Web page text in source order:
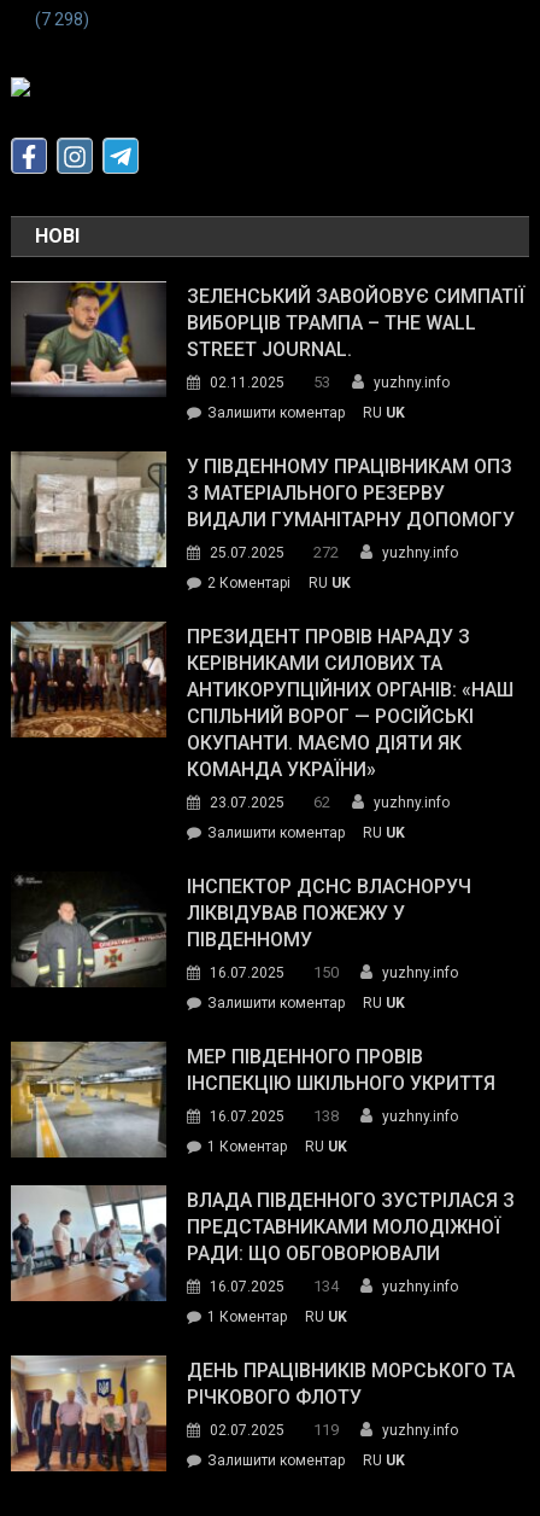
(7 298)
НОВІ
ЗЕЛЕНСЬКИЙ ЗАВОЙОВУЄ СИМПАТІЇ
ВИБОРЦІВ ТРАМПА – THE WALL
STREET JOURNAL.
02.11.2025 53
yuzhny.info
Залишити коментарon
завойовує
симпатії
виборців
The
Street
Journal.
RU UK
У ПІВДЕННОМУ ПРАЦІВНИКАМ ОПЗ
З МАТЕРІАЛЬНОГО РЕЗЕРВУ
ВИДАЛИ ГУМАНІТАРНУ ДОПОМОГУ
25.07.2025 272
yuzhny.info
2 Коментарі
Південному
працівникам
ОПЗ
з
матеріального
резерву
гуманітарну
допомогу
RU UK
ПРЕЗИДЕНТ ПРОВІВ НАРАДУ З
КЕРІВНИКАМИ СИЛОВИХ ТА
АНТИКОРУПЦІЙНИХ ОРГАНІВ: «НАШ
СПІЛЬНИЙ ВОРОГ — РОСІЙСЬКІ
ОКУПАНТИ. МАЄМО ДІЯТИ ЯК
КОМАНДА УКРАЇНИ»
23.07.2025 62
yuzhny.info
Залишити коментарon
провів
нараду
силових
та
органів:
«Наш
спільний
окупанти.
Маємо
діяти
команда
RU UK
ІНСПЕКТОР ДСНС ВЛАСНОРУЧ
ЛІКВІДУВАВ ПОЖЕЖУ У
ПІВДЕННОМУ
16.07.2025 150
yuzhny.info
Залишити коментарon
ДСНС
власноруч
пожежу
у
RU UK
МЕР ПІВДЕННОГО ПРОВІВ
ІНСПЕКЦІЮ ШКІЛЬНОГО УКРИТТЯ
16.07.2025 138
yuzhny.info
1 Коментардо
Південного
провів
інспекцію
укриття
RU UK
ВЛАДА ПІВДЕННОГО ЗУСТРІЛАСЯ З
ПРЕДСТАВНИКАМИ МОЛОДІЖНОЇ
РАДИ: ЩО ОБГОВОРЮВАЛИ
16.07.2025 134
yuzhny.info
1 Коментардо
Південного
зустрілася
представниками
молодіжної
RU UK
ДЕНЬ ПРАЦІВНИКІВ МОРСЬКОГО ТА
РІЧКОВОГО ФЛОТУ
02.07.2025 119
yuzhny.info
Залишити коментарon
RU UK